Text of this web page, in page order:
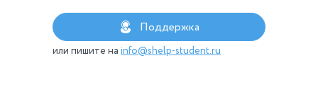
Поддержка
или пишите на info@shelp-student.ru